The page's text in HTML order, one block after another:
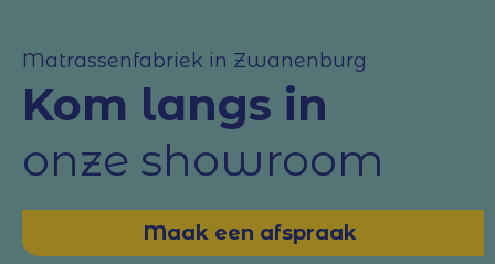
Matrassenfabriek in Zwanenburg
Kom langs in
onze showroom
Maak een afspraak